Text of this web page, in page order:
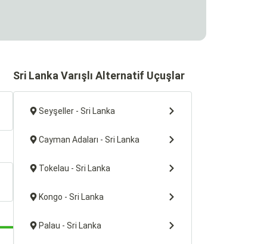
Sri Lanka Varışlı Alternatif Uçuşlar
Seyşeller - Sri Lanka
Cayman Adaları - Sri Lanka
Tokelau - Sri Lanka
Kongo - Sri Lanka
Palau - Sri Lanka